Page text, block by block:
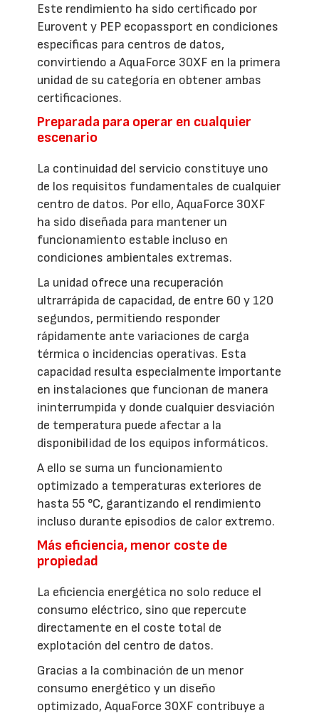
Este rendimiento ha sido certificado por
Eurovent y PEP ecopassport en condiciones
específicas para centros de datos,
convirtiendo a AquaForce 30XF en la primera
unidad de su categoría en obtener ambas
certificaciones.
Preparada para operar en cualquier
escenario
La continuidad del servicio constituye uno
de los requisitos fundamentales de cualquier
centro de datos. Por ello, AquaForce 30XF
ha sido diseñada para mantener un
funcionamiento estable incluso en
condiciones ambientales extremas.
La unidad ofrece una recuperación
ultrarrápida de capacidad, de entre 60 y 120
segundos, permitiendo responder
rápidamente ante variaciones de carga
térmica o incidencias operativas. Esta
capacidad resulta especialmente importante
en instalaciones que funcionan de manera
ininterrumpida y donde cualquier desviación
de temperatura puede afectar a la
disponibilidad de los equipos informáticos.
A ello se suma un funcionamiento
optimizado a temperaturas exteriores de
hasta 55 °C, garantizando el rendimiento
incluso durante episodios de calor extremo.
Más eficiencia, menor coste de
propiedad
La eficiencia energética no solo reduce el
consumo eléctrico, sino que repercute
directamente en el coste total de
explotación del centro de datos.
Gracias a la combinación de un menor
consumo energético y un diseño
optimizado, AquaForce 30XF contribuye a